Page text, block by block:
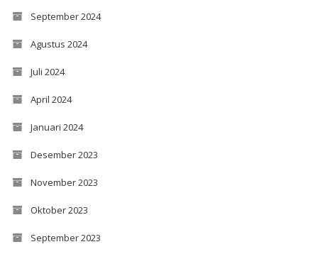
September 2024
Agustus 2024
Juli 2024
April 2024
Januari 2024
Desember 2023
November 2023
Oktober 2023
September 2023